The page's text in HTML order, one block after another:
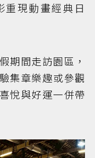
重現動畫經典日
期間走訪園區，
集章樂趣或參觀
悅與好運一併帶